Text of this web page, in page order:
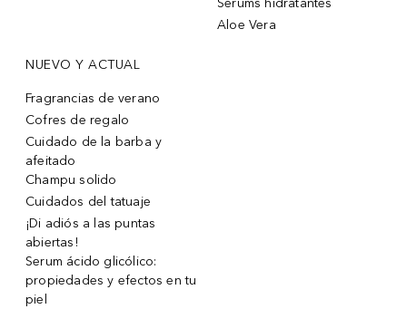
Sérums hidratantes
Aloe Vera
NUEVO Y ACTUAL
Fragrancias de verano
Cofres de regalo
Cuidado de la barba y
afeitado
Champu solido
Cuidados del tatuaje
¡Di adiós a las puntas
abiertas!
Serum ácido glicólico:
propiedades y efectos en tu
piel